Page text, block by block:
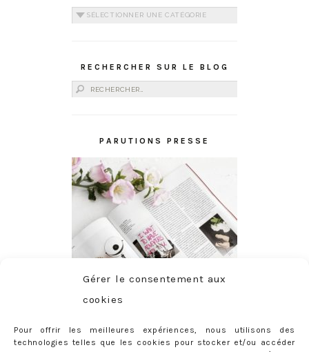
Gérer le consentement aux
cookies
Pour offrir les meilleures expériences, nous utilisons des
technologies telles que les cookies pour stocker et/ou accéder
Catégories
RECHERCHER SUR LE BLOG
Rechercher :
PARUTIONS PRESSE